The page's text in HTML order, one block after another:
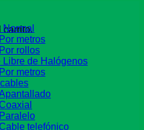
carrito.
Por metros
Por rollos
Libre de Halógenos
Por metros
Paralelo
telefónico